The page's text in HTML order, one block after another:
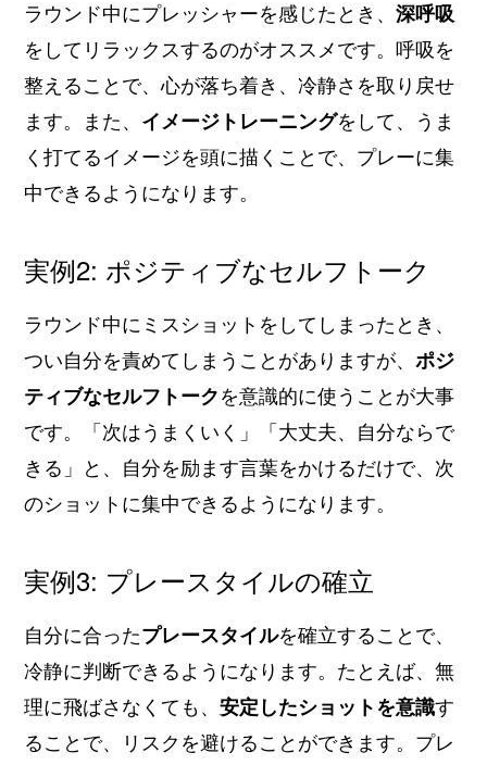
ラウンド中にプレッシャーを感じたとき、深呼吸
をしてリラックスするのがオススメです。呼吸を
整えることで、心が落ち着き、冷静さを取り戻せ
ます。また、 イメージトレーニングをして、うま
く打てるイメージを頭に描くことで、プレーに集
中できるようになります。
実例2: ポジティブなセルフトーク
ラウンド中にミスショットをしてしまったとき、
つい自分を責めてしまうことがありますが、ポジ
ティブなセルフトークを意識的に使うことが大事
です。「次はうまくいく」「大丈夫、自分ならで
きる」と、自分を励ます言葉をかけるだけで、次
のショットに集中できるようになります。
実例3: プレースタイルの確立
自分に合ったプレースタイルを確立することで、
冷静に判断できるようになります。たとえば、無
理に飛ばさなくても、安定したショットを意識す
ることで、リスクを避けることができます。プレ